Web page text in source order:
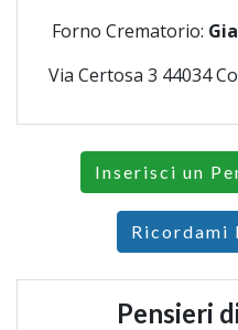
Forno Crematorio:
Via Certosa 3 44034
Inserisci un
Ricordami
Pensieri